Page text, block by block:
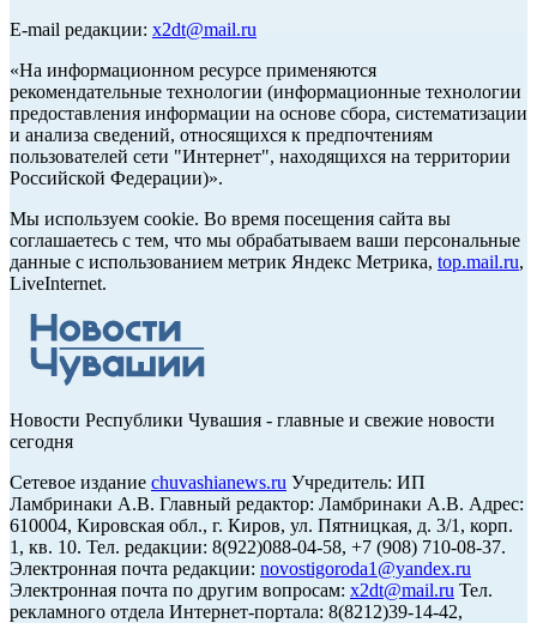
E-mail редакции: x2dt@mail.ru
«На информационном ресурсе применяются
рекомендательные технологии (информационные технологии
предоставления информации на основе сбора, систематизации
и анализа сведений, относящихся к предпочтениям
пользователей сети "Интернет", находящихся на территории
Российской Федерации)».
Мы используем cookie. Во время посещения сайта вы
соглашаетесь с тем, что мы обрабатываем ваши персональные
данные с использованием метрик Яндекс Метрика, top.mail.ru,
LiveInternet.
Новости Республики Чувашия - главные и свежие новости
сегодня
Сетевое издание chuvashianews.ru Учредитель: ИП
Ламбринаки А.В. Главный редактор: Ламбринаки А.В. Адрес:
610004, Кировская обл., г. Киров, ул. Пятницкая, д. 3/1, корп.
1, кв. 10. Тел. редакции: 8(922)088-04-58, +7 (908) 710-08-37.
Электронная почта редакции: novostigoroda1@yandex.ru
Электронная почта по другим вопросам: x2dt@mail.ru Тел.
рекламного отдела Интернет-портала: 8(8212)39-14-42,